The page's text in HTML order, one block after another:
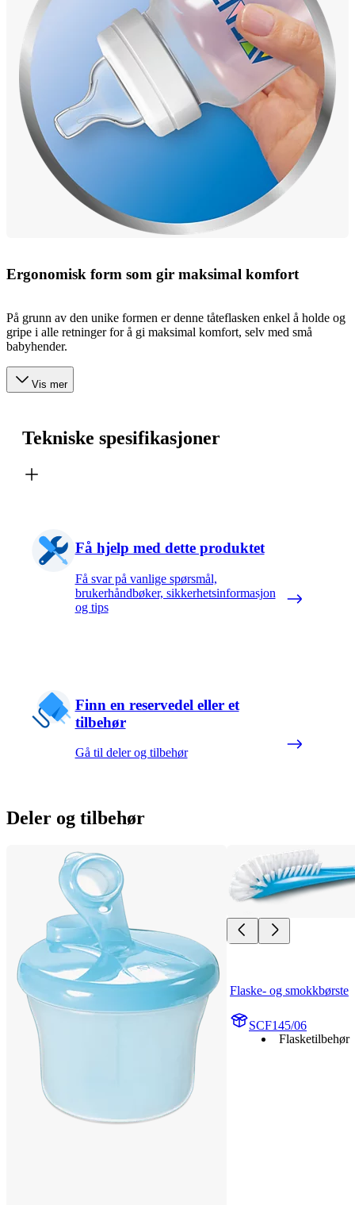
Ergonomisk form som gir maksimal komfort
På grunn av den unike formen er denne tåteflasken enkel å holde og
gripe i alle retninger for å gi maksimal komfort, selv med små
babyhender.
Vis mer
Tekniske spesifikasjoner
Få hjelp med dette produktet
Få svar på vanlige spørsmål,
brukerhåndbøker, sikkerhetsinformasjon
og tips
Finn en reservedel eller et
tilbehør
Gå til deler og tilbehør
Deler og tilbehør
Flaske- og smokkbørste
SCF145/06
Flasketilbehør